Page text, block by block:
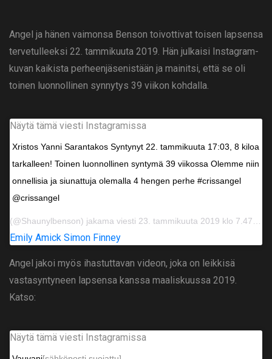
Angel ja hänen vaimonsa Benson toivottivat toisen lapsensa
tervetulleeksi 22. tammikuuta 2019. Hän julkaisi Instagram-
kuvan kaikista perheenjäsenistään ja mainitsi, että se oli
toinen luonnollinen synnytys 39 viikon kohdalla.
Näytä tämä viesti Instagramissa
Xristos Yanni Sarantakos Syntynyt 22. tammikuuta 17:03, 8 kiloa
tarkalleen! Toinen luonnollinen syntymä 39 viikossa Olemme niin
onnellisia ja siunattuja olemalla 4 hengen perhe #crissangel
@crissangel
Emily Amick Simon Finney
Angel jakoi myös ihastuttavan videon, joka on leikkisä
vastasyntyneen lapsensa kanssa maaliskuussa 2019.
Katso:
Näytä tämä viesti Instagramissa